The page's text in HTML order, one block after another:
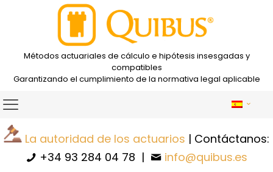
Métodos actuariales de cálculo e hipótesis insesgadas y
compatibles
Garantizando el cumplimiento de la normativa legal aplicable
La autoridad de los actuarios | Contáctanos:
+34 93 284 04 78 | info@quibus.es